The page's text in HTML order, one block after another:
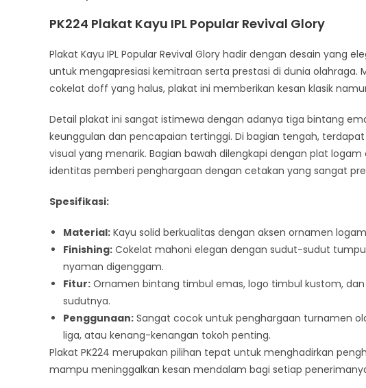
PK224 Plakat Kayu IPL Popular Revival Glory
Plakat Kayu IPL Popular Revival Glory hadir dengan desain yang
untuk mengapresiasi kemitraan serta prestasi di dunia olahraga.
cokelat doff yang halus, plakat ini memberikan kesan klasik
Detail plakat ini sangat istimewa dengan adanya tiga bintang
keunggulan dan pencapaian tertinggi. Di bagian tengah,
visual yang menarik. Bagian bawah dilengkapi dengan plat
identitas pemberi penghargaan dengan cetakan yang sangat
Spesifikasi:
Material: Kayu solid berkualitas dengan aksen ornamen
Finishing: Cokelat mahoni elegan dengan sudut-sudut
nyaman digenggam.
Fitur: Ornamen bintang timbul emas, logo timbul kustom,
sudutnya.
Penggunaan: Sangat cocok untuk penghargaan turnamen
liga, atau kenang-kenangan tokoh penting.
Plakat PK224 merupakan pilihan tepat untuk menghadirkan
mampu meninggalkan kesan mendalam bagi setiap